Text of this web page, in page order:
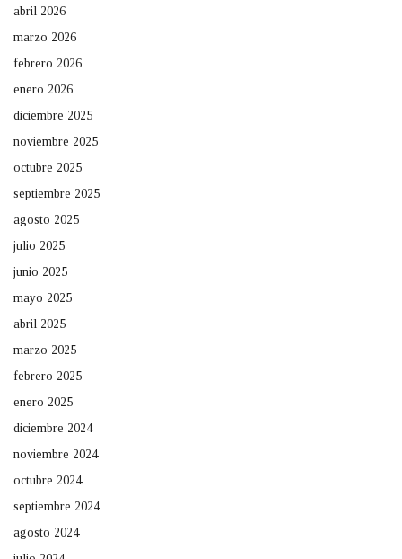
abril 2026
marzo 2026
febrero 2026
enero 2026
diciembre 2025
noviembre 2025
octubre 2025
septiembre 2025
agosto 2025
julio 2025
junio 2025
mayo 2025
abril 2025
marzo 2025
febrero 2025
enero 2025
diciembre 2024
noviembre 2024
octubre 2024
septiembre 2024
agosto 2024